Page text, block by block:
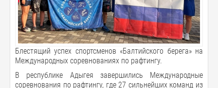
Блестящий успех спортсменов «Балтийского берега» на
Международных соревнованиях по рафтингу.
В республике Адыгея завершились Международные
соревнования по рафтингу, где 27 сильнейших команд из